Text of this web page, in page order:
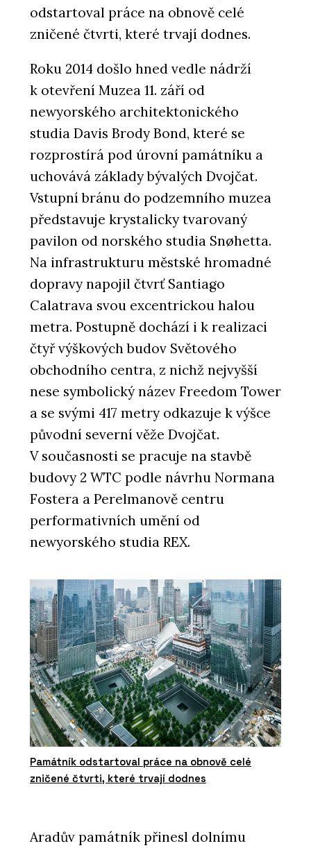
odstartoval práce na obnově celé
zničené čtvrti, které trvají dodnes.
Roku 2014 došlo hned vedle nádrží
k otevření Muzea 11. září od
newyorského architektonického
studia Davis Brody Bond, které se
rozprostírá pod úrovní památníku a
uchovává základy bývalých Dvojčat.
Vstupní bránu do podzemního muzea
představuje krystalicky tvarovaný
pavilon od norského studia Snøhetta.
Na infrastrukturu městské hromadné
dopravy napojil čtvrť Santiago
Calatrava svou excentrickou halou
metra. Postupně dochází i k realizaci
čtyř výškových budov Světového
obchodního centra, z nichž nejvyšší
nese symbolický název Freedom Tower
a se svými 417 metry odkazuje k výšce
původní severní věže Dvojčat.
V současnosti se pracuje na stavbě
budovy 2 WTC podle návrhu Normana
Fostera a Perelmanově centru
performativních umění od
newyorského studia REX.
Památník odstartoval práce na obnově celé
zničené čtvrti, které trvají dodnes
Aradův památník přinesl dolnímu